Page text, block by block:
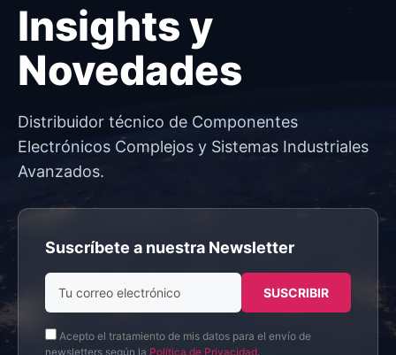
Insights y
Novedades
Distribuidor técnico de Componentes
Electrónicos Complejos y Sistemas Industriales
Avanzados.
Suscríbete a nuestra Newsletter
Acepto el tratamiento de mis datos para el envío de
newsletters según la Política de Privacidad.